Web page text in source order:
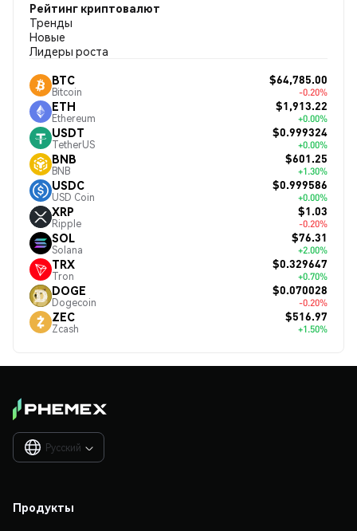
Рейтинг криптовалют
Тренды
Новые
Лидеры роста
BTC
Bitcoin
$64,785.00
-0.20%
ETH
Ethereum
$1,913.22
+0.00%
USDT
TetherUS
$0.999324
+0.00%
BNB
BNB
$601.25
+1.30%
USDC
USD Coin
$0.999586
+0.00%
XRP
Ripple
$1.03
-0.20%
SOL
Solana
$76.31
+2.00%
TRX
Tron
$0.329647
+0.70%
DOGE
Dogecoin
$0.070028
-0.20%
ZEC
Zcash
$516.97
+1.50%
Русский 
Продукты